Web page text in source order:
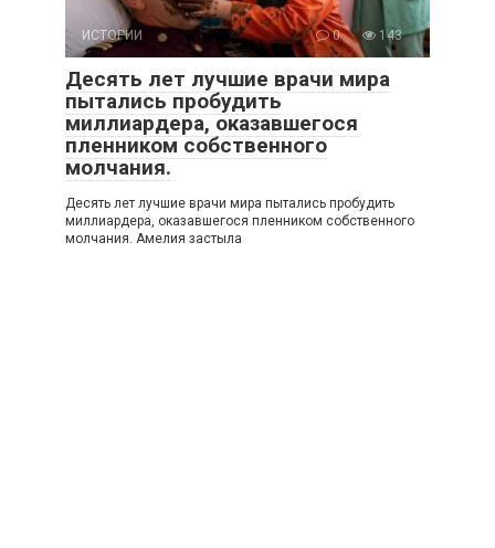
ИСТОРИИ 0 143
Десять лет лучшие врачи мира
пытались пробудить
миллиардера, оказавшегося
пленником собственного
молчания.
Десять лет лучшие врачи мира пытались пробудить
миллиардера, оказавшегося пленником собственного
молчания. Амелия застыла